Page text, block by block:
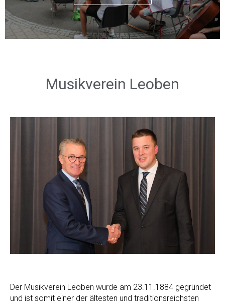
Musikverein Leoben
Der Musikverein Leoben wurde am 23.11.1884 gegründet
und ist somit einer der ältesten und traditionsreichsten